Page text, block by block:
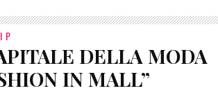
DELLA MODA
IN MALL”